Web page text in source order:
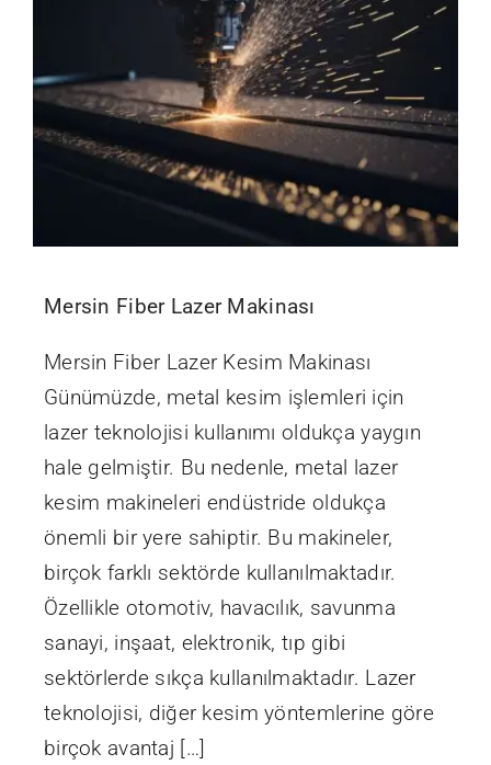
Mersin Fiber Lazer Makinası
Mersin Fiber Lazer Kesim Makinası
Günümüzde, metal kesim işlemleri için
lazer teknolojisi kullanımı oldukça yaygın
hale gelmiştir. Bu nedenle, metal lazer
kesim makineleri endüstride oldukça
önemli bir yere sahiptir. Bu makineler,
birçok farklı sektörde kullanılmaktadır.
Özellikle otomotiv, havacılık, savunma
sanayi, inşaat, elektronik, tıp gibi
sektörlerde sıkça kullanılmaktadır. Lazer
teknolojisi, diğer kesim yöntemlerine göre
birçok avantaj […]